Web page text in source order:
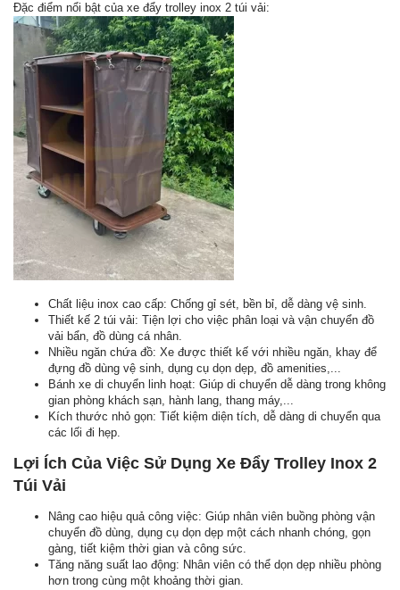
Đặc điểm nổi bật của xe đẩy trolley inox 2 túi vải:
Chất liệu inox cao cấp: Chống gỉ sét, bền bỉ, dễ dàng vệ sinh.
Thiết kế 2 túi vải: Tiện lợi cho việc phân loại và vận chuyển đồ
vải bẩn, đồ dùng cá nhân.
Nhiều ngăn chứa đồ: Xe được thiết kế với nhiều ngăn, khay để
đựng đồ dùng vệ sinh, dụng cụ dọn dẹp, đồ amenities,...
Bánh xe di chuyển linh hoạt: Giúp di chuyển dễ dàng trong không
gian phòng khách sạn, hành lang, thang máy,...
Kích thước nhỏ gọn: Tiết kiệm diện tích, dễ dàng di chuyển qua
các lối đi hẹp.
Lợi Ích Của Việc Sử Dụng Xe Đẩy Trolley Inox 2
Túi Vải
Nâng cao hiệu quả công việc: Giúp nhân viên buồng phòng vận
chuyển đồ dùng, dụng cụ dọn dẹp một cách nhanh chóng, gọn
gàng, tiết kiệm thời gian và công sức.
Tăng năng suất lao động: Nhân viên có thể dọn dẹp nhiều phòng
hơn trong cùng một khoảng thời gian.